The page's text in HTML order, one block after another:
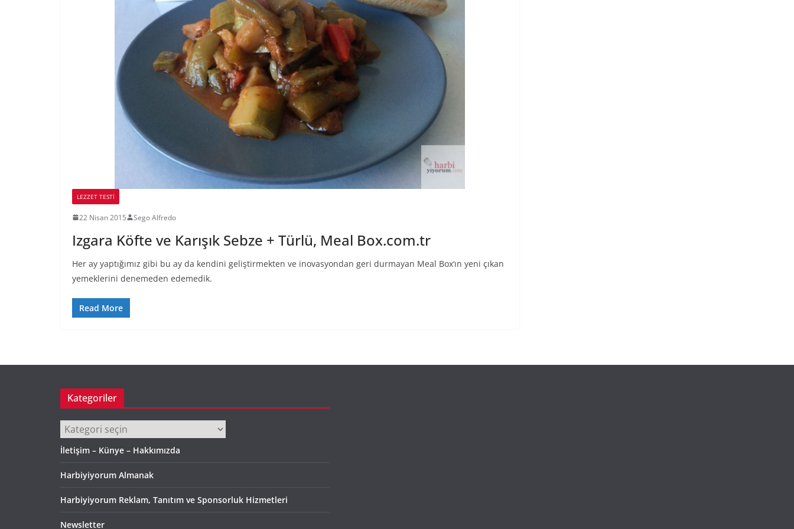
LEZZET TESTI
22 Nisan 2015 Sego Alfredo
Izgara Köfte ve Karışık Sebze + Türlü, Meal Box.com.tr
Her ay yaptığımız gibi bu ay da kendini geliştirmekten ve inovasyondan geri durmayan Meal Box‘ın yeni çıkan
yemeklerini denemeden edemedik.
Read More
Kategoriler
Kategoriler
İletişim – Künye – Hakkımızda
Harbiyiyorum Almanak
Harbiyiyorum Reklam, Tanıtım ve Sponsorluk Hizmetleri
Newsletter